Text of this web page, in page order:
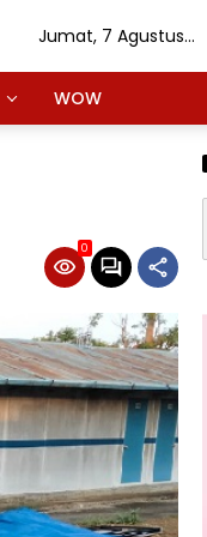
Jumat, 7 Agustus
WOW
0